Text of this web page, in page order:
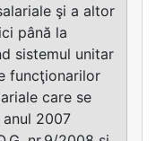
şi a altor
până la
sistemul unitar
funcţionarilor
care se
2007